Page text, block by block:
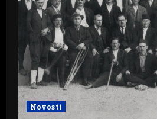
Novosti